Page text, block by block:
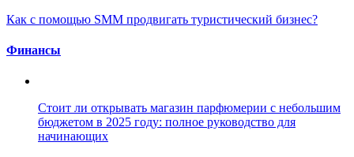
Как с помощью SMM продвигать туристический бизнес?
Финансы
Стоит ли открывать магазин парфюмерии с небольшим
бюджетом в 2025 году: полное руководство для
начинающих